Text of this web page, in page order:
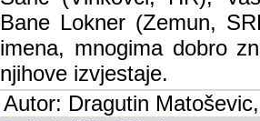
Bane Lokner (Zemun,
imena, mnogima dobro
njihove izvjestaje.
Autor: Dragutin